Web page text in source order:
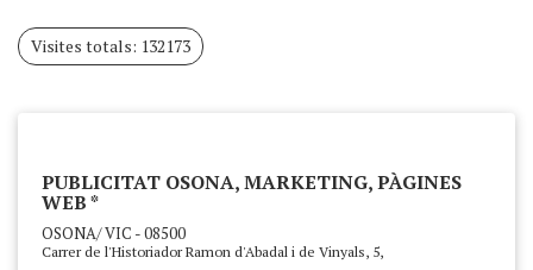
Visites totals: 132173
PUBLICITAT OSONA, MARKETING, PÀGINES
WEB *
OSONA/ VIC - 08500
Carrer de l'Historiador Ramon d'Abadal i de Vinyals, 5,